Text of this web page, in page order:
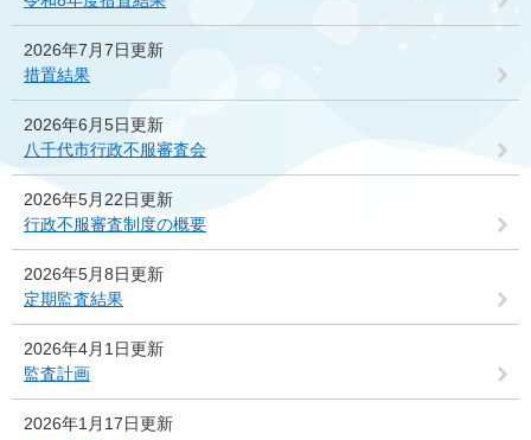
2026年7月7日更新
措置結果
2026年6月5日更新
八千代市行政不服審査会
2026年5月22日更新
行政不服審査制度の概要
2026年5月8日更新
定期監査結果
2026年4月1日更新
監査計画
2026年1月17日更新